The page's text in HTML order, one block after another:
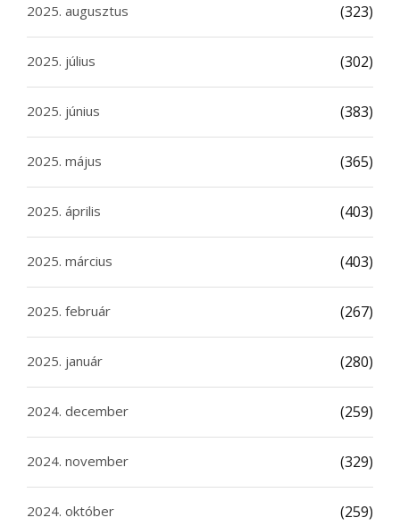
2025. augusztus (323)
2025. július (302)
2025. június (383)
2025. május (365)
2025. április (403)
2025. március (403)
2025. február (267)
2025. január (280)
2024. december (259)
2024. november (329)
2024. október (259)